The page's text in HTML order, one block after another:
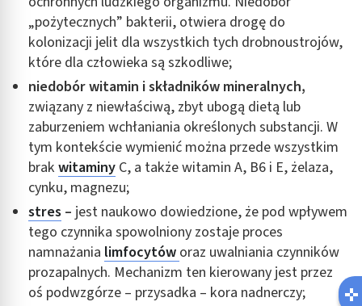
„pożytecznych” bakterii, otwiera drogę do
kolonizacji jelit dla wszystkich tych drobnoustrojów,
które dla człowieka są szkodliwe;
niedobór witamin i składników mineralnych,
związany z niewłaściwą, zbyt ubogą dietą lub
zaburzeniem wchłaniania określonych substancji. W
tym kontekście wymienić można przede wszystkim
brak witaminy C, a także witamin A, B6 i E, żelaza,
cynku, magnezu;
stres – jest naukowo dowiedzione, że pod wpływem
tego czynnika spowolniony zostaje proces
namnażania limfocytów oraz uwalniania czynników
prozapalnych. Mechanizm ten kierowany jest przez
oś podwzgórze – przysadka – kora nadnerczy;